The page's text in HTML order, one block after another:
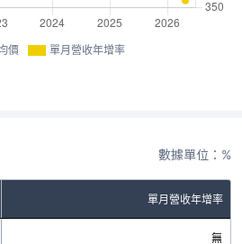
價 單月營收年增率
數據單位：%
單月營收年增率
無